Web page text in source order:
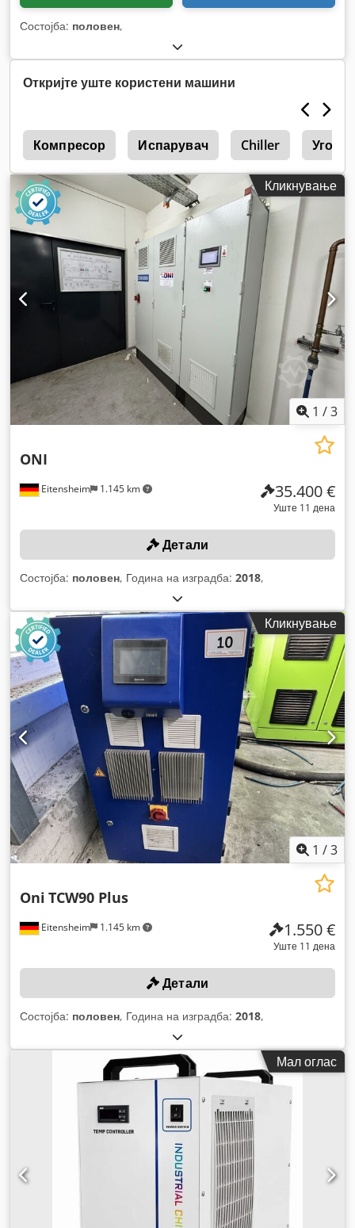
Состојба: половен,
Откријте уште користени машини
Компресор Испарувач Chiller
Кликнување
1 /3
Eitensheim 1.145 km
ONI
35.400 €
Уште 11 дена
Детали
Состојба: половен, Година на изградба: 2018,
Кликнување
1 /3
Eitensheim 1.145 km
Oni TCW90 Plus
1.550 €
Уште 11 дена
Детали
Состојба: половен, Година на изградба: 2018,
Мал оглас